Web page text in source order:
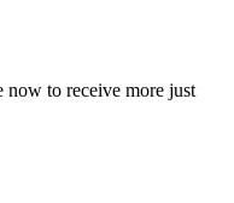
now to receive more just